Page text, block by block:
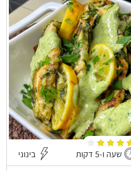
שעה ו-5 דקות בינוני